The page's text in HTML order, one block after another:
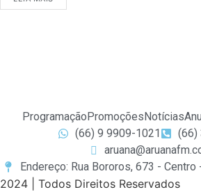
ProgramaçãoPromoçõesNotícias
(66) 9 9909-1021
(66)
Endereço: Rua Bororos, 673 -
2024 | Todos Direitos Reservados